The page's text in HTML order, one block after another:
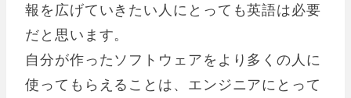
報を広げていきたい人にとっても英語は必要
だと思います。
自分が作ったソフトウェアをより多くの人に
使ってもらえることは、エンジニアにとって